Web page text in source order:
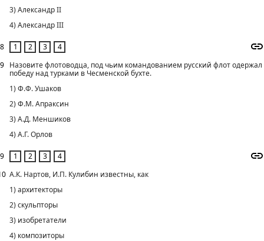
8
3) Александр II
4) Александр III
9
9
Назовите флотоводца, под чьим командованием русский флот одержал
победу над турками в Чесменской бухте.
1) Ф.Ф. Ушаков
2) Ф.М. Апраксин
3) А.Д. Меншиков
4) А.Г. Орлов
А.К. Нартов, И.П. Кулибин известны, как
1) архитекторы
2) скульпторы
3) изобретатели
4) композиторы